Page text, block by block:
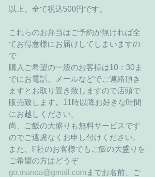
以上、全て税込500円です。
これらのお弁当はご予約が無ければ全
てお得意様にお届けしてしまいますの
で
購入ご希望の一般のお客様は10：30ま
でにお電話、メールなどでご連絡頂き
ますとお取り置き致しますので店頭で
販売致します。11時以降お好きな時間
にお越しください。
尚、ご飯の大盛りも無料サービスです
のでご遠慮なくお申し付けください。
また、F社のお客様でもご飯の大盛りを
ご希望の方はどうぞ
go.manoa@gmail.com までお名前、ご